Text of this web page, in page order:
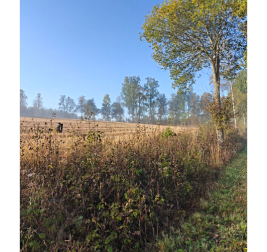
F L
S
2
5
6
7 8 9 10 11
12
13
14 15 16 17 18
19
20
21 22 23 24 25
26
27
28 29 30 31
« sep nov »
Arkiv
augusti 2026
juli 2026